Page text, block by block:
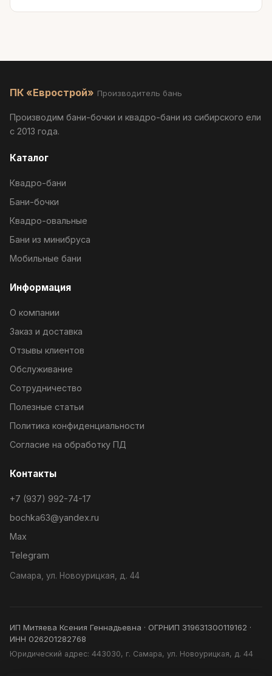
ПК «Еврострой» Производитель бань
Производим бани-бочки и квадро-бани из сибирского ели
с 2013 года.
Каталог
Квадро-бани
Бани-бочки
Квадро-овальные
Бани из минибруса
Мобильные бани
Информация
О компании
Заказ и доставка
Отзывы клиентов
Обслуживание
Сотрудничество
Полезные статьи
Политика конфиденциальности
Согласие на обработку ПД
Контакты
+7 (937) 992-74-17
bochka63@yandex.ru
Max
Telegram
Самара, ул. Новоурицкая, д. 44
ИП Митяева Ксения Геннадьевна · ОГРНИП 319631300119162 ·
ИНН 026201282768
Юридический адрес: 443030, г. Самара, ул. Новоурицкая, д. 44